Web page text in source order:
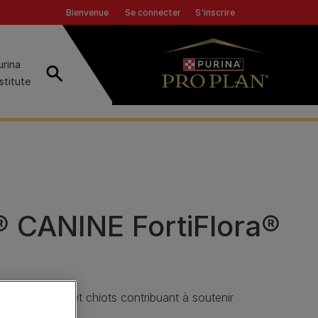
Bienvenue Header top
Se connecter S'inscrire
Recherche
CANINE FortiFlora®
adultes et chiots contribuant à soutenir